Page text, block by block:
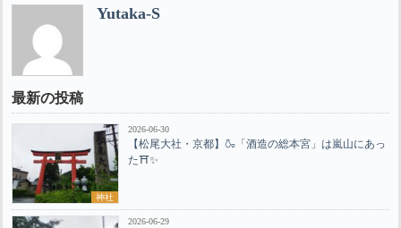
Yutaka-S
最新の投稿
神社
2026-06-30
【松尾大社・京都】🍶「酒造の総本宮」は嵐山にあっ
た⛩️✨
2026-06-29